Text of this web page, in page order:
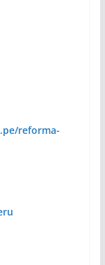
reforma-